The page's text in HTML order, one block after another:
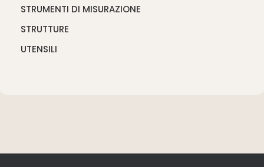
STRUMENTI DI MISURAZIONE
STRUTTURE
UTENSILI